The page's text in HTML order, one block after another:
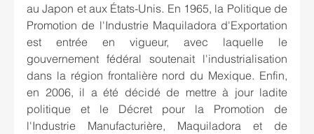
au Japon et aux États-Unis. En 1965, la Politique de
Promotion de l'Industrie Maquiladora d'Exportation
est entrée en vigueur, avec laquelle le
gouvernement fédéral soutenait l'industrialisation
dans la région frontalière nord du Mexique. Enfin,
en 2006, il a été décidé de mettre à jour ladite
politique et le Décret pour la Promotion de
l'Industrie Manufacturière, Maquiladora et de